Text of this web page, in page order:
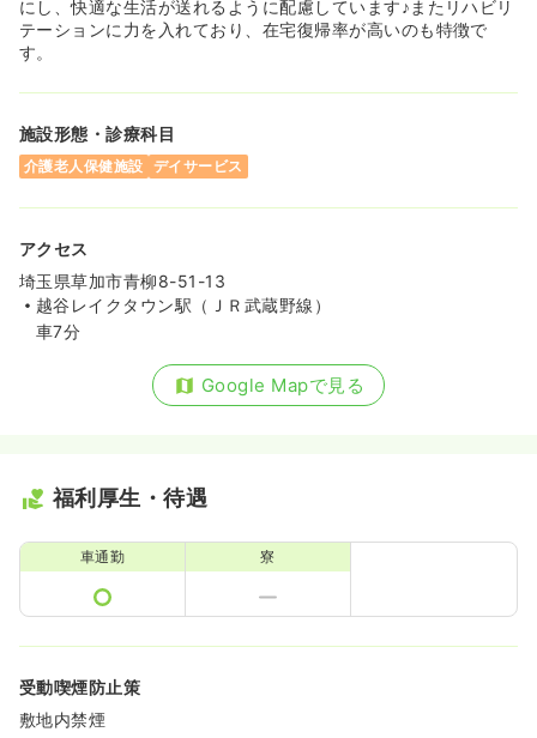
にし、快適な生活が送れるように配慮しています♪またリハビリ
テーションに力を入れており、在宅復帰率が高いのも特徴で
す。
施設形態・診療科目
介護老人保健施設 デイサービス
アクセス
埼玉県草加市青柳8-51-13
越谷レイクタウン駅（ＪＲ武蔵野線）
車7分
Google Mapで見る
福利厚生・待遇
車通勤 寮
受動喫煙防止策
敷地内禁煙